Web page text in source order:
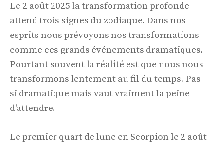
Le 2 août 2025 la transformation profonde
attend trois signes du zodiaque. Dans nos
esprits nous prévoyons nos transformations
comme ces grands événements dramatiques.
Pourtant souvent la réalité est que nous nous
transformons lentement au fil du temps. Pas
si dramatique mais vaut vraiment la peine
d'attendre.
Le premier quart de lune en Scorpion le 2 août